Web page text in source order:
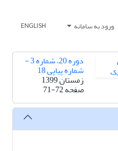
ورود به سامانه ENGLISH
دوره 20، شماره 3 -
شماره پیاپی 18
زمستان 1399
صفحه71-72